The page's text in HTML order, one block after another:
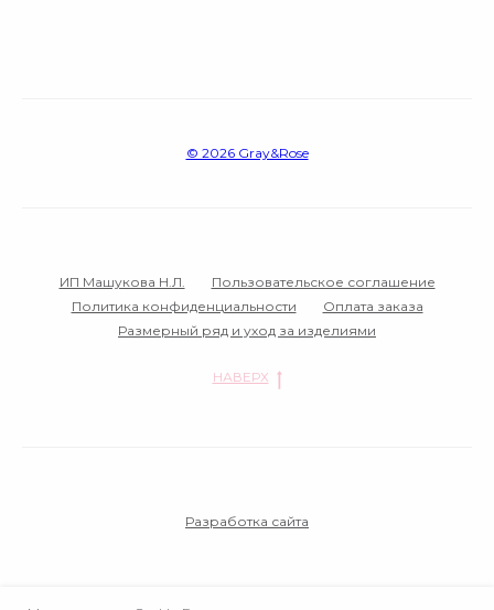
© 2026 Gray&Rose‌
ИП Машукова Н.Л.
Пользовательское соглашение
Политика конфиденциальности
Оплата заказа
Размерный ряд и уход за изделиями
НАВЕРХ
Разработка сайта